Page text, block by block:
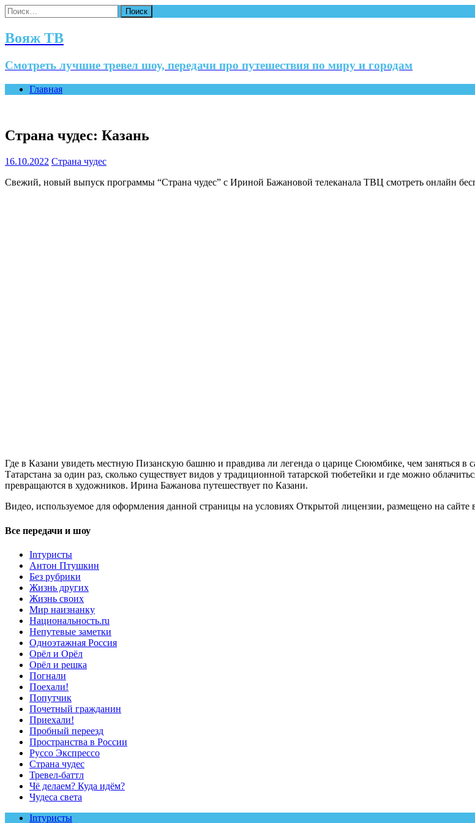
Найти:
Вояж ТВ
Смотреть лучшие тревел шоу, передачи про путешествия по миру и городам
Главная
Страна чудес: Казань
16.10.2022 Страна чудес
Свежий, новый выпуск программы “Страна чудес” с Ириной Бажановой телеканала ТВЦ смотреть онлайн
Где в Казани увидеть местную Пизанскую башню и правдива ли легенда о царице Сююмбике, чем заняться
Татарстана за один раз, сколько существует видов у традиционной татарской тюбетейки и где можно
превращаются в художников. Ирина Бажанова путешествует по Казани.
Видео, используемое для оформления данной страницы на условиях Открытой лицензии, размещено на сайте
Все передачи и шоу
Inтуристы
Антон Птушкин
Без рубрики
Жизнь других
Жизнь своих
Мир наизнанку
Национальность.ru
Непутевые заметки
Одноэтажная Россия
Орёл и Орёл
Орёл и решка
Погнали
Поехали!
Попутчик
Почетный гражданин
Приехали!
Пробный переезд
Пространства в России
Руссо Экспрессо
Страна чудес
Тревел-баттл
Чё делаем? Куда идём?
Чудеса света
Inтуристы